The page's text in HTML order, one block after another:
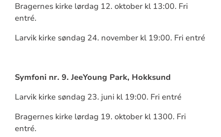
Bragernes kirke lørdag 12. oktober kl 13:00. Fri
entré.
Larvik kirke søndag 24. november kl 19:00. Fri entré
Symfoni nr. 9. JeeYoung Park, Hokksund
Larvik kirke søndag 23. juni kl 19:00. Fri entré
Bragernes kirke lørdag 19. oktober kl 1300. Fri
entré.